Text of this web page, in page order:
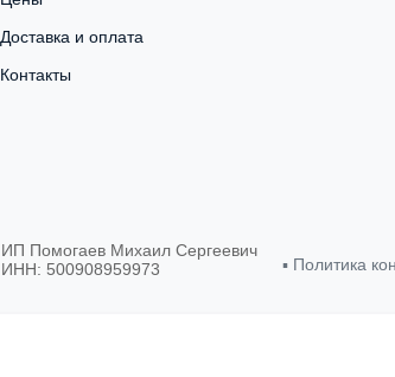
Доставка и оплата
ИП Помогаев Михаил Сергеевич
ИНН: 500908959973
▪︎ Политика
Контакты